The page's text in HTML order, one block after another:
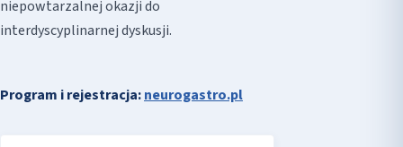
niepowtarzalnej okazji do
interdyscyplinarnej dyskusji.
Program i rejestracja:neurogastro.pl